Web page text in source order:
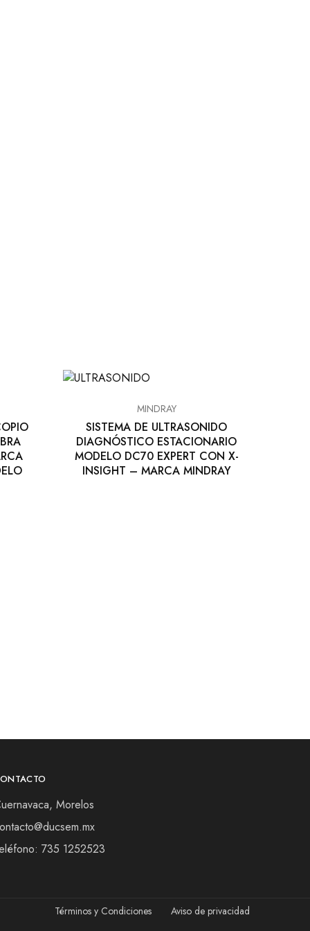
MINDRAY
SISTEMA DE ULTRASONIDO
DIAGNÓSTICO ESTACIONARIO
MODELO DC70 EXPERT CON X-
INSIGHT – MARCA MINDRAY
Morelos
735 1252523
Términos y Condiciones Aviso de privacidad